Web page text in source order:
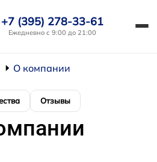
+7 (395) 278-33-61
Ежедневно с 9:00 до 21:00
О компании
Отзывы